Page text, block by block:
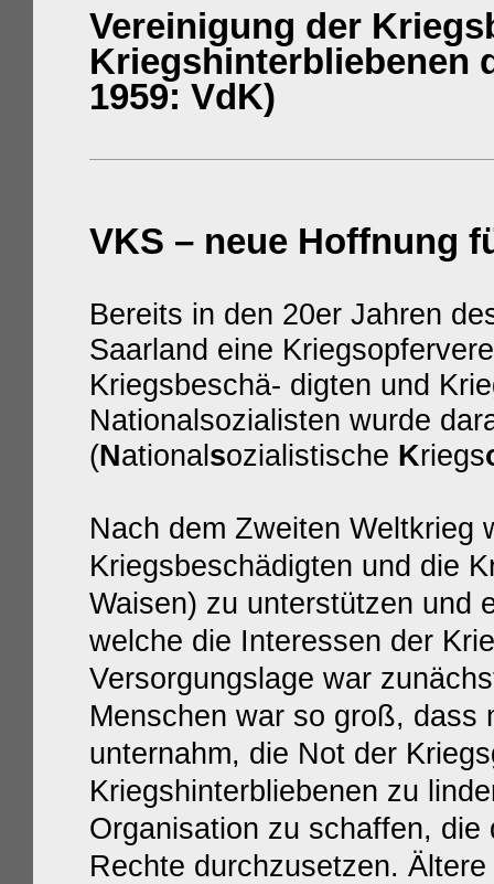
Vereinigung der
Kriegshinterbliebenen
1959: VdK)
VKS – neue Hoffnung
Bereits in den 20er Jahren
Saarland eine
Kriegsbeschä- digten und
Nationalsozialisten wurde
(National sozialistische Kriegs
Nach dem Zweiten Weltkrieg
Kriegsbeschädigten und die
Waisen) zu unterstützen und
welche die Interessen der
Versorgungslage war
Menschen war so groß, dass
unternahm, die Not der
Kriegshinterbliebenen zu
Organisation zu schaffen,
Rechte durchzusetzen.